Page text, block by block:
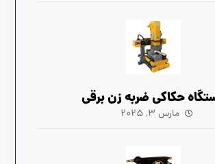
حکاکی ضربه زن برقی
مارس ۳, ۲۰۲۵